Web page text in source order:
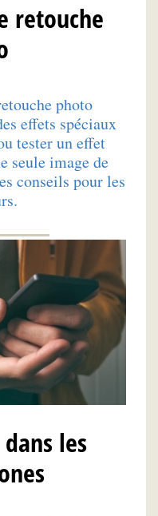
retouche
photo
effets spéciaux
tester un effet
seule image de
conseils pour les
les